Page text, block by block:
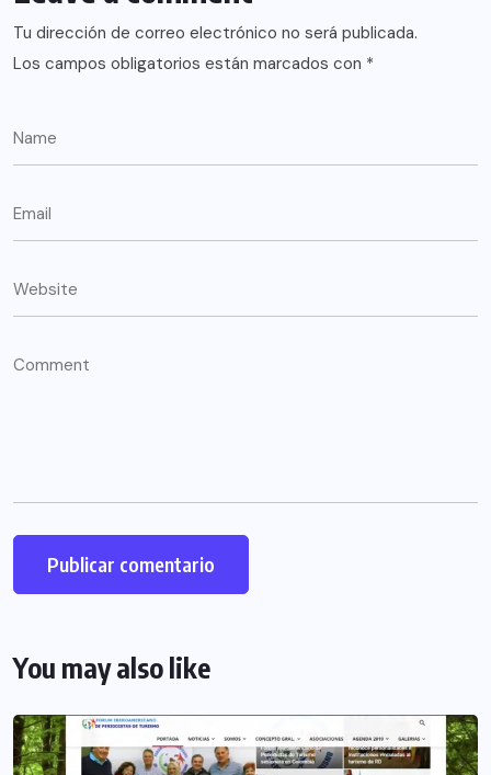
Tu dirección de correo electrónico no será publicada.
Los campos obligatorios están marcados con *
You may also like